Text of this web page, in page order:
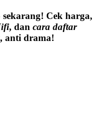
sekarang! Cek harga,
, dan cara daftar
anti drama!